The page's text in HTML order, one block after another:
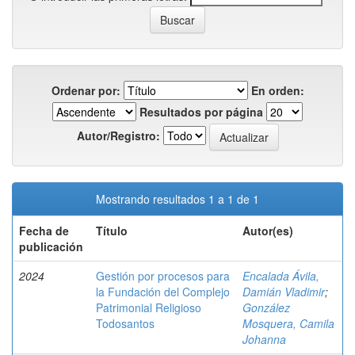
Ordenar por:
En orden:
Resultados por página
Autor/Registro:
Mostrando resultados 1 a 1 de 1
Fecha de
publicación
Título Autor(es)
2024
Gestión por procesos para
la Fundación del Complejo
Patrimonial Religioso
Todosantos
Encalada Ávila,
Damián Vladimir;
González
Mosquera, Camila
Johanna